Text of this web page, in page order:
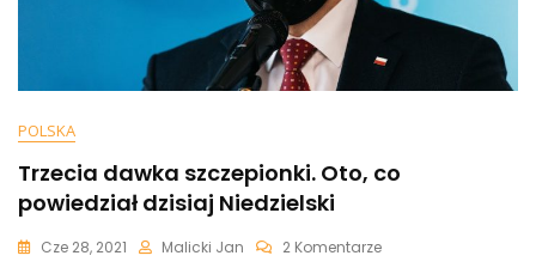
POLSKA
Trzecia dawka szczepionki. Oto, co
powiedział dzisiaj Niedzielski
Cze 28, 2021 Malicki Jan 2 KomentarzeDo